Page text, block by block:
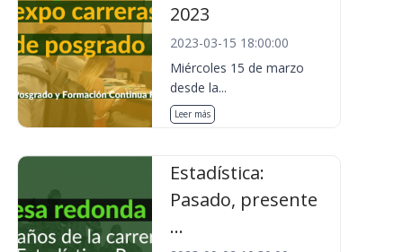
2023
2023-03-15 18:00:00
Miércoles 15 de marzo
desde la...
Leer más
Estadística:
Pasado, presente
...